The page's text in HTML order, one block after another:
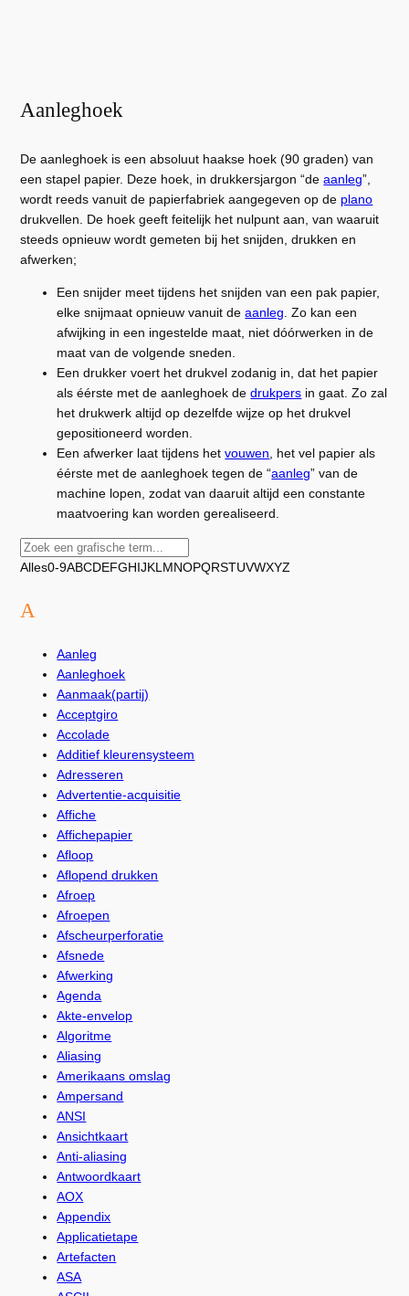
Aanleghoek
De aanleghoek is een absoluut haakse hoek (90 graden) van
een stapel papier. Deze hoek, in drukkersjargon “deaanleg”,
wordt reeds vanuit de papierfabriek aangegeven op de plano
drukvellen. De hoek geeft feitelijk het nulpunt aan, van waaruit
steeds opnieuw wordt gemeten bij het snijden, drukken en
afwerken;
Een snijder meet tijdens het snijden van een pak papier,
elke snijmaat opnieuw vanuit deaanleg. Zo kan een
afwijking in een ingestelde maat, niet dóórwerken in de
maat van de volgende sneden.
Een drukker voert het drukvel zodanig in, dat het papier
als éérste met de aanleghoek dedrukpers in gaat. Zo zal
het drukwerk altijd op dezelfde wijze op het drukvel
gepositioneerd worden.
Een afwerker laat tijdens hetvouwen, het vel papier als
éérste met de aanleghoek tegen de “aanleg” van de
machine lopen, zodat van daaruit altijd een constante
maatvoering kan worden gerealiseerd.
Alles0-9ABCDEFGHIJKL MNOPQRSTUVWXYZ
A
Aanleg
Aanleghoek
Aanmaak(partij)
Acceptgiro
Accolade
Additief kleurensysteem
Adresseren
Advertentie-acquisitie
Affiche
Affichepapier
Afloop
Aflopend drukken
Afroep
Afroepen
Afscheurperforatie
Afsnede
Afwerking
Agenda
Akte-envelop
Algoritme
Aliasing
Amerikaans omslag
Ampersand
ANSI
Ansichtkaart
Anti-aliasing
Antwoordkaart
AOX
Appendix
Applicatietape
Artefacten
ASA